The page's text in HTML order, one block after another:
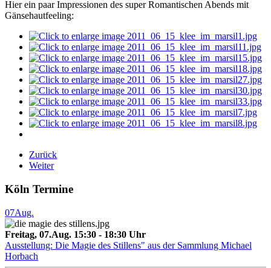
Hier ein paar Impressionen des super Romantischen Abends mit
Gänsehautfeeling:
Zurück
Weiter
Köln Termine
07Aug.
Freitag, 07.Aug. 15:30 - 18:30 Uhr
Ausstellung: Die Magie des Stillens" aus der Sammlung Michael
Horbach